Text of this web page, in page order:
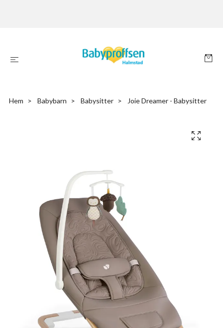
Hem Babybarn Babysitter Joie Dreamer - Babysitter